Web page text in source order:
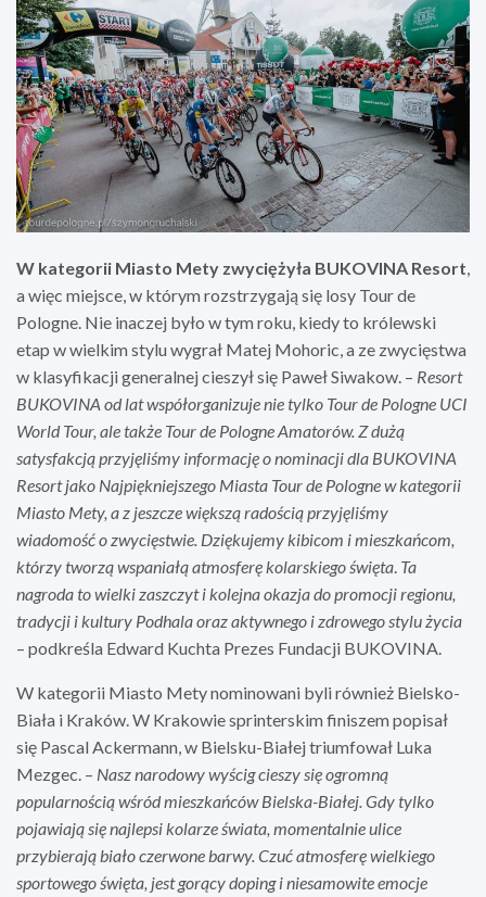
W kategorii Miasto Mety zwyciężyła BUKOVINA Resort,
a więc miejsce, w którym rozstrzygają się losy Tour de
Pologne. Nie inaczej było w tym roku, kiedy to królewski
etap w wielkim stylu wygrał Matej Mohoric, a ze zwycięstwa
w klasyfikacji generalnej cieszył się Paweł Siwakow. – Resort
BUKOVINA od lat współorganizuje nie tylko Tour de Pologne UCI
World Tour, ale także Tour de Pologne Amatorów. Z dużą
satysfakcją przyjęliśmy informację o nominacji dla BUKOVINA
Resort jako Najpiękniejszego Miasta Tour de Pologne w kategorii
Miasto Mety, a z jeszcze większą radością przyjęliśmy
wiadomość o zwycięstwie. Dziękujemy kibicom i mieszkańcom,
którzy tworzą wspaniałą atmosferę kolarskiego święta. Ta
nagroda to wielki zaszczyt i kolejna okazja do promocji regionu,
tradycji i kultury Podhala oraz aktywnego i zdrowego stylu życia
– podkreśla Edward Kuchta Prezes Fundacji BUKOVINA.
W kategorii Miasto Mety nominowani byli również Bielsko-
Biała i Kraków. W Krakowie sprinterskim finiszem popisał
się Pascal Ackermann, w Bielsku-Białej triumfował Luka
Mezgec. – Nasz narodowy wyścig cieszy się ogromną
popularnością wśród mieszkańców Bielska-Białej. Gdy tylko
pojawiają się najlepsi kolarze świata, momentalnie ulice
przybierają biało czerwone barwy. Czuć atmosferę wielkiego
sportowego święta, jest gorący doping i niesamowite emocje